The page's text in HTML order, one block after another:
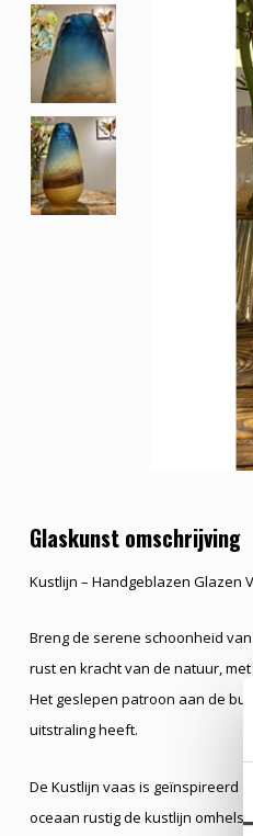
Glaskunst omschrijving
Kustlijn – Handgeblazen Glazen
Breng de serene schoonheid
rust en kracht van de natuur,
Het geslepen patroon aan de
uitstraling heeft.
De Kustlijn vaas is geïnspireerd
oceaan rustig de kustlijn